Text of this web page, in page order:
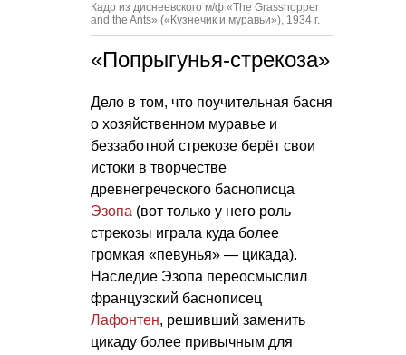
Кадр из диснеевского м/ф «The Grasshopper
and the Ants» («Кузнечик и муравьи»), 1934 г.
«Попрыгунья-стрекоза»
Дело в том, что поучительная басня
о хозяйственном муравье и
беззаботной стрекозе берёт свои
истоки в творчестве
древнегреческого баснописца
Эзопа (вот только у него роль
стрекозы играла куда более
громкая «певунья» — цикада).
Наследие Эзопа переосмыслил
французский баснописец
Лафонтен, решивший заменить
цикаду более привычным для